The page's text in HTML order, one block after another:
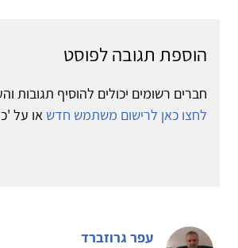
הוספת תגובה לפוסט
חברים רשומים יכולים להוסיף תגובות
לחצו כאן לרישום משתמש חדש או על
עפר גרוזברד